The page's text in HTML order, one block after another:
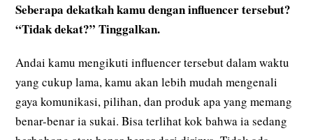
Seberapa dekatkah kamu dengan influencer tersebut?
“Tidak dekat?” Tinggalkan.
Andai kamu mengikuti influencer tersebut dalam waktu
yang cukup lama, kamu akan lebih mudah mengenali
gaya komunikasi, pilihan, dan produk apa yang memang
benar-benar ia sukai. Bisa terlihat kok bahwa ia sedang